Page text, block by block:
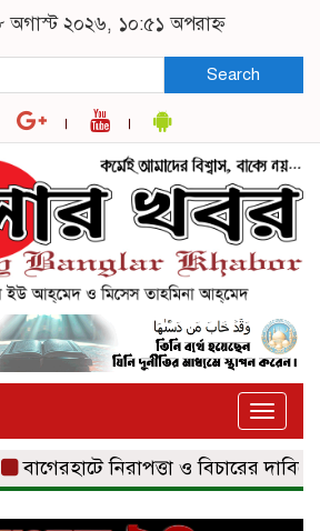
অগাস্ট ২০২৬, ১০:৫১ অপরাহ্ন
Search
Toggle
বাগেরহাটে নিরাপত্তা ও বিচারের দাবিতে